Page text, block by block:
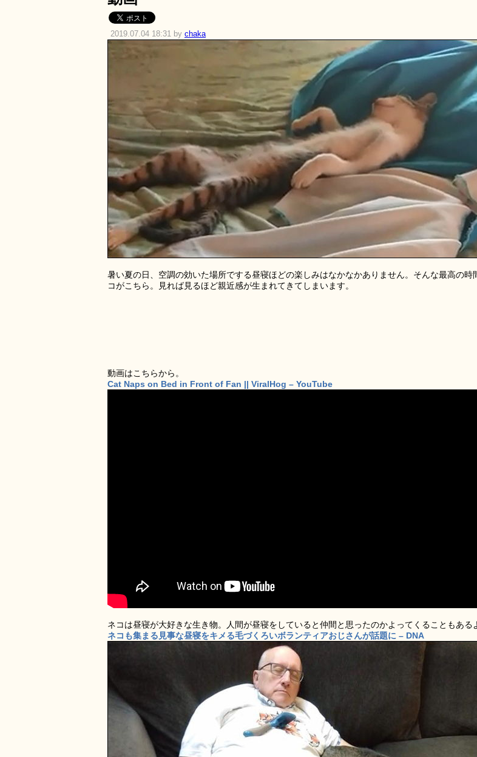
2019.07.04 18:31 by chaka
暑い夏の日、空調の効いた場所でする昼寝ほどの楽しみはなかなかありません。そんな最高の時
コがこちら。見れば見るほど親近感が生まれてきてしまいます。
動画はこちらから。
Cat Naps on Bed in Front of Fan || ViralHog – YouTube
ネコは昼寝が大好きな生き物。人間が昼寝をしていると仲間と思ったのかよってくることもある
ネコも集まる見事な昼寝をキメる毛づくろいボランティアおじさんが話題に – DNA